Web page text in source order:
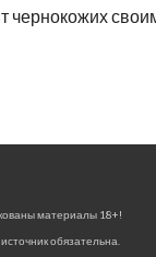
чернокожих
материалы 18+!
обязательна.